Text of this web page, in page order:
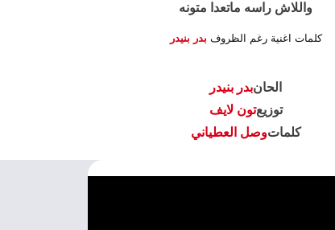
واللاش راسه ماتعدا متونه
كلمات اغنية رغم الظروف بدر بنيدر
الحانبدر بنيدر
توزيعتون لايف
كلماتوصل العطياني